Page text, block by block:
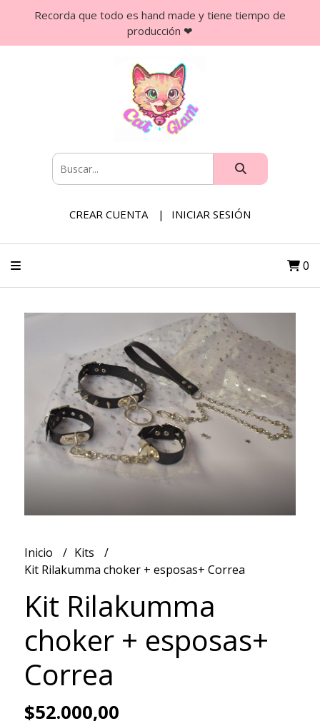
Recorda que todo es hand made y tiene tiempo de
producción ❤
CREAR CUENTA INICIAR SESIÓN
0
Inicio
Kits
Kit Rilakumma choker + esposas+ Correa
Kit Rilakumma
choker + esposas+
Correa
$52.000,00